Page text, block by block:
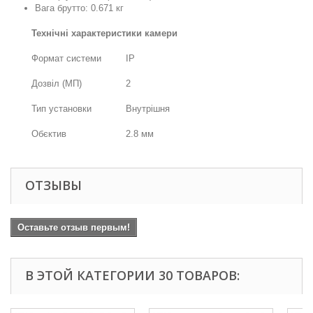
Вага брутто: 0.671 кг
Технічні характеристики камери
Формат системи IP
Дозвіл (МП) 2
Тип установки Внутрішня
Обєктив 2.8 мм
ОТЗЫВЫ
Оставьте отзыв первым!
В ЭТОЙ КАТЕГОРИИ 30 ТОВАРОВ: